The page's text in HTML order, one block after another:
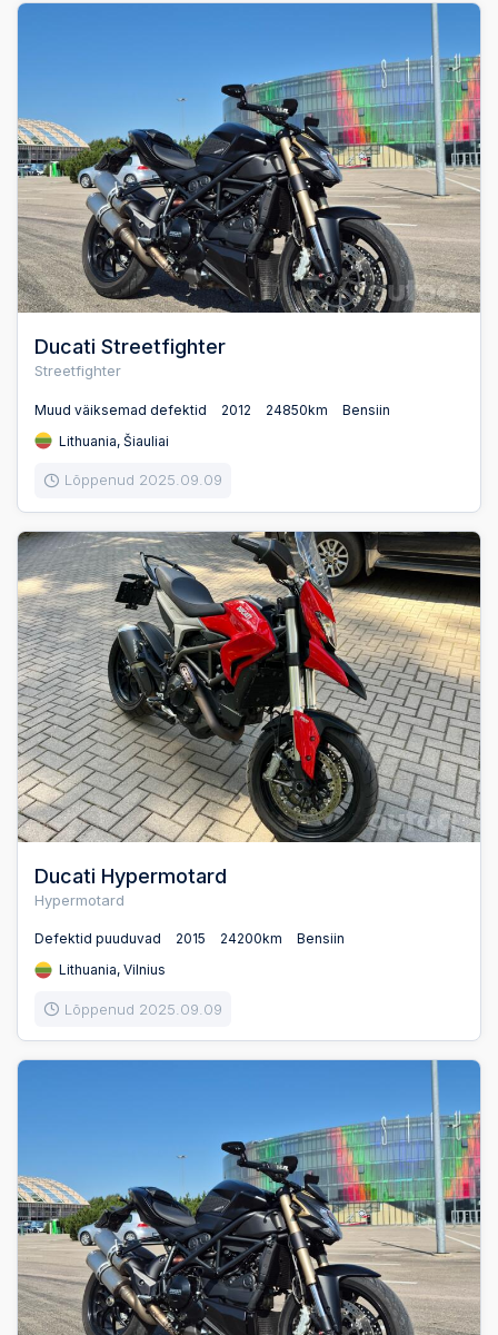
Ducati Streetfighter
Streetfighter
Muud väiksemad defektid 2012 24850km
Bensiin
Lithuania, Šiauliai
Lõppenud 2025.09.09
Ducati Hypermotard
Hypermotard
Defektid puuduvad 2015 24200km
Bensiin
Lithuania, Vilnius
Lõppenud 2025.09.09